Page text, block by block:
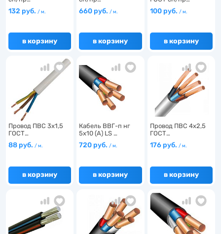
132 руб. / м.
в корзину
660 руб./ м.
в корзину
100 руб. / м.
в корзину
Провод ПВС 3х1,5
ГОСТ…
88 руб. / м.
в корзину
Кабель ВВГ-п нг
5х10 (А) LS …
720 руб./ м.
в корзину
Провод ПВС 4х2,5
ГОСТ…
176 руб. / м.
в корзину